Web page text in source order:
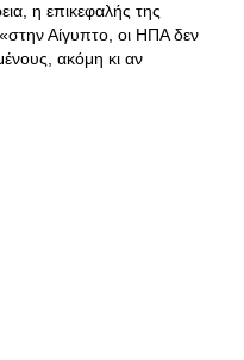
η επικεφαλής της
«στην Αίγυπτο, οι ΗΠΑ δεν
ακόμη κι αν